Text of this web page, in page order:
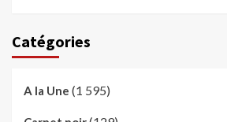
Catégories
A la Une (1 595)